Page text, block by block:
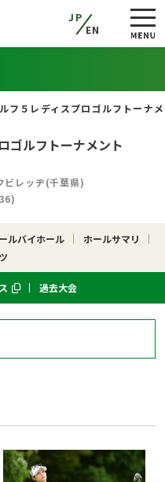
JP
EN
フ５レディスプロゴルフトーナ
ゴルフトーナメント
ビレッヂ(千葉県)
ルバイホール
ホールサマリ
過去大会